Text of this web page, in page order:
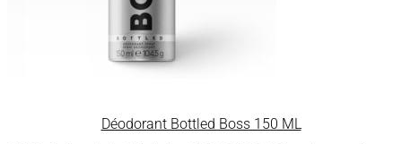
Déodorant Bottled Boss 150 ML